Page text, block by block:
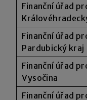
Finanční úřad
Finanční úřad
Pardubický kraj
Finanční úřad
Vysočina
Finanční úřad